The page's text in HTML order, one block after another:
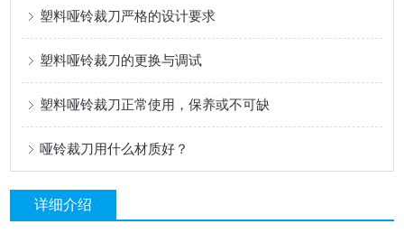
塑料哑铃裁刀严格的设计要求
塑料哑铃裁刀的更换与调试
塑料哑铃裁刀正常使用，保养或不可缺
哑铃裁刀用什么材质好？
详细介绍